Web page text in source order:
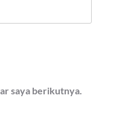
saya berikutnya.